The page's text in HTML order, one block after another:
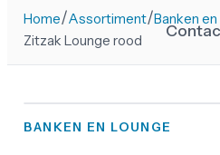
Home/Assortiment/Banken
Zitzak Lounge rood
BANKEN EN LOUNGE